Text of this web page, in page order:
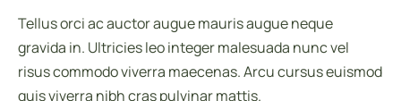
Tellus orci ac auctor augue mauris augue neque
gravida in. Ultricies leo integer malesuada nunc vel
risus commodo viverra maecenas. Arcu cursus euismod
quis viverra nibh cras pulvinar mattis.